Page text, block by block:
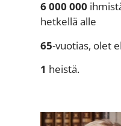
6 000 000
hetkellä alle
65-vuotias, olet
1 heistä.